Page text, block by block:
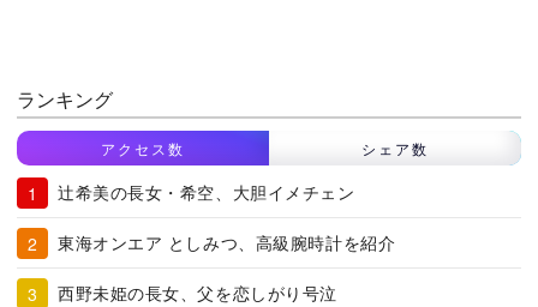
ランキング
アクセス数 シェア数
辻希美の長女・希空、大胆イメチェン
東海オンエア としみつ、高級腕時計を紹介
西野未姫の長女、父を恋しがり号泣